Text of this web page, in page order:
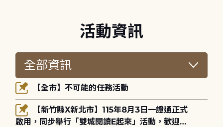
活動資訊
【全市】不可能的任務活動
啟用，同步舉行「雙城閱讀E起來」活動，歡迎踴